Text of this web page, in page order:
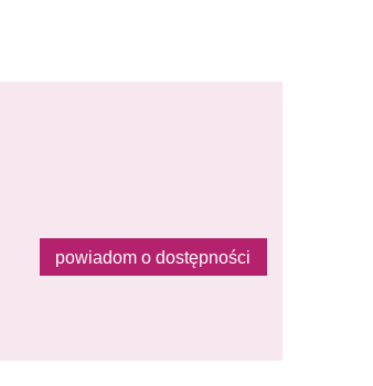
powiadom o dostępności